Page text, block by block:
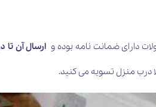
دارای ضمانت نامه بوده و ارسال آن تا
درب منزل تسویه می کنید.